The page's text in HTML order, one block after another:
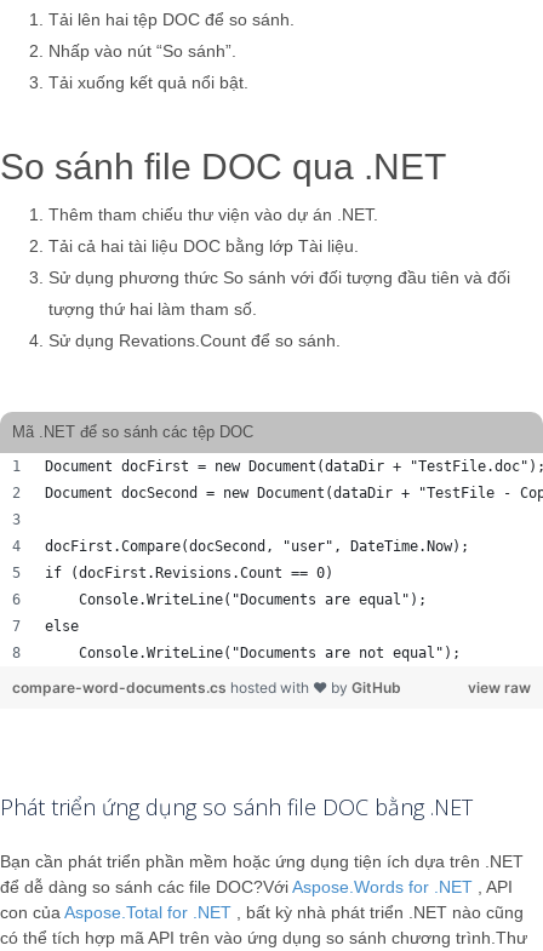
Tải lên hai tệp DOC để so sánh.
Nhấp vào nút “So sánh”.
Tải xuống kết quả nổi bật.
So sánh file DOC qua .NET
Thêm tham chiếu thư viện vào dự án .NET.
Tải cả hai tài liệu DOC bằng lớp Tài liệu.
Sử dụng phương thức So sánh với đối tượng đầu tiên và đối
tượng thứ hai làm tham số.
Sử dụng Revations.Count để so sánh.
Mã .NET để so sánh các tệp DOC
Document docFirst = new Document(dataDir +
Document docSecond = new Document(dataDir + "TestFile -
docFirst.Compare(docSecond, "user", DateTime.Now);
if (docFirst.Revisions.Count == 0)
    Console.WriteLine("Documents are equal");
else
    Console.WriteLine("Documents are not equal");
view raw
compare-word-documents.cs hosted with ❤ by GitHub
Phát triển ứng dụng so sánh file DOC bằng .NET
Bạn cần phát triển phần mềm hoặc ứng dụng tiện ích dựa trên .NET
để dễ dàng so sánh các file DOC?VớiAspose.Words for .NET , API
con của Aspose.Total for .NET , bất kỳ nhà phát triển .NET nào cũng
có thể tích hợp mã API trên vào ứng dụng so sánh chương trình.Thư